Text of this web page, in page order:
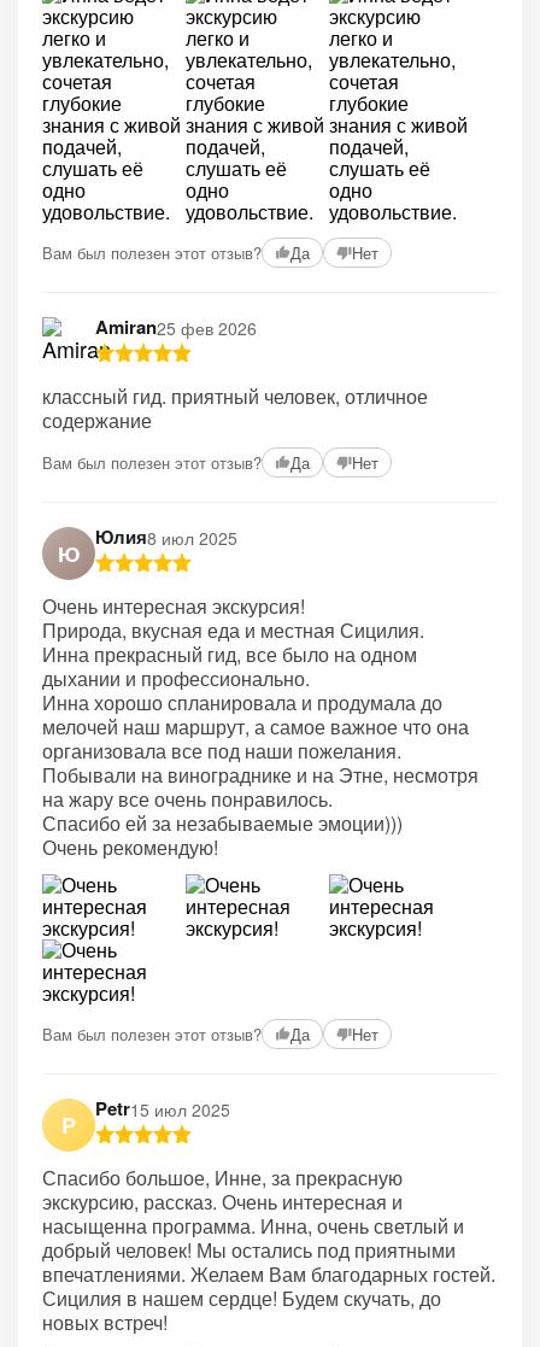
Вам был полезен этот отзыв? Да Нет
Amiran25 фев 2026
классный гид. приятный человек, отличное
содержание
Вам был полезен этот отзыв? Да Нет
Ю
Юлия8 июл 2025
Очень интересная экскурсия!
Природа, вкусная еда и местная Сицилия.
Инна прекрасный гид, все было на одном
дыхании и профессионально.
Инна хорошо спланировала и продумала до
мелочей наш маршрут, а самое важное что она
организовала все под наши пожелания.
Побывали на винограднике и на Этне, несмотря
на жару все очень понравилось.
Спасибо ей за незабываемые эмоции)))
Очень рекомендую!
Вам был полезен этот отзыв? Да Нет
P
Petr15 июл 2025
Спасибо большое, Инне, за прекрасную
экскурсию, рассказ. Очень интересная и
насыщенна программа. Инна, очень светлый и
добрый человек! Мы остались под приятными
впечатлениями. Желаем Вам благодарных гостей.
Сицилия в нашем сердце! Будем скучать, до
новых встреч!